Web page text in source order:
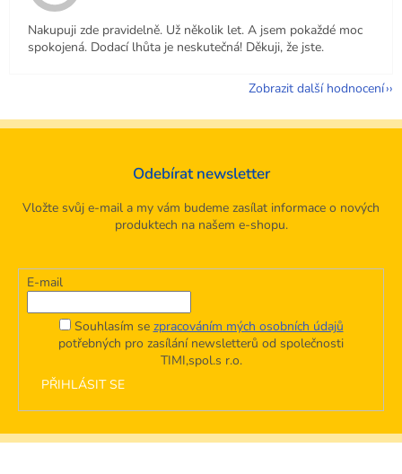
Nakupuji zde pravidelně. Už několik let. A jsem pokaždé moc
spokojená. Dodací lhůta je neskutečná! Děkuji, že jste.
Zobrazit další hodnocení
Odebírat newsletter
Vložte svůj e-mail a my vám budeme zasílat informace o nových
produktech na našem e-shopu.
E-mail
Souhlasím se zpracováním mých osobních údajů
potřebných pro zasílání newsletterů od společnosti
TIMI,spol.s r.o.
PŘIHLÁSIT SE
Z